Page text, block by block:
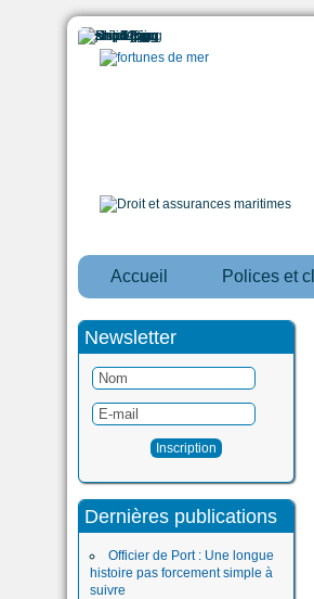
Accueil Polices et
Newsletter
Dernières publications
Officier de Port : Une longue
histoire pas forcement simple à
suivre